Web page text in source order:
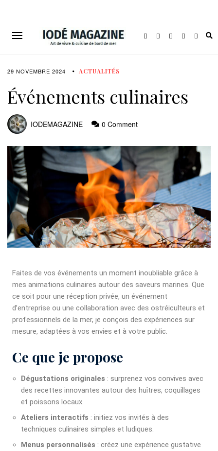
29 NOVEMBRE 2024 ACTUALITÉS
Événements culinaires
IODEMAGAZINE 0 Comment
Faites de vos événements un moment inoubliable grâce à
mes animations culinaires autour des saveurs marines. Que
ce soit pour une réception privée, un événement
d’entreprise ou une collaboration avec des ostréiculteurs et
professionnels de la mer, je conçois des expériences sur
mesure, adaptées à vos envies et à votre public.
Ce que je propose
Dégustations originales : surprenez vos convives avec
des recettes innovantes autour des huîtres, coquillages
et poissons locaux.
Ateliers interactifs : initiez vos invités à des
techniques culinaires simples et ludiques.
Menus personnalisés : créez une expérience gustative